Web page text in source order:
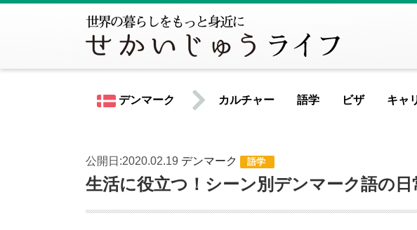
デンマーク
世界共通情報
北米
アイスランド
イギリス
語学 ビザ キャ
記
カルチャー
記事が見つ
公開日:2020.02.19 デンマーク 語学
生活に役立つ！シーン別デンマーク語の